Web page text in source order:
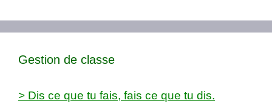
Gestion de classe
> Dis ce que tu fais, fais ce que tu dis.